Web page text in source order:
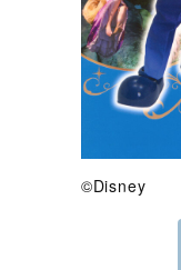
©Disney